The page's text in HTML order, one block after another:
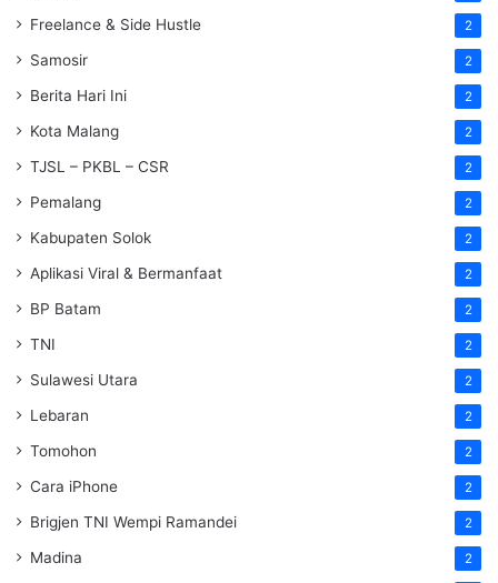
Freelance & Side Hustle 2
Samosir 2
Berita Hari Ini 2
Kota Malang 2
TJSL – PKBL – CSR 2
Pemalang 2
Kabupaten Solok 2
Aplikasi Viral & Bermanfaat 2
BP Batam 2
TNI 2
Sulawesi Utara 2
Lebaran 2
Tomohon 2
Cara iPhone 2
Brigjen TNI Wempi Ramandei 2
Madina 2